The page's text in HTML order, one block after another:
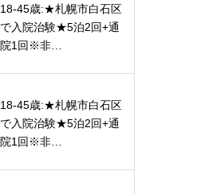
18-45歳:★札幌市白石区
で入院治験★5泊2回+通
院1回※非…
18-45歳:★札幌市白石区
で入院治験★5泊2回+通
院1回※非…